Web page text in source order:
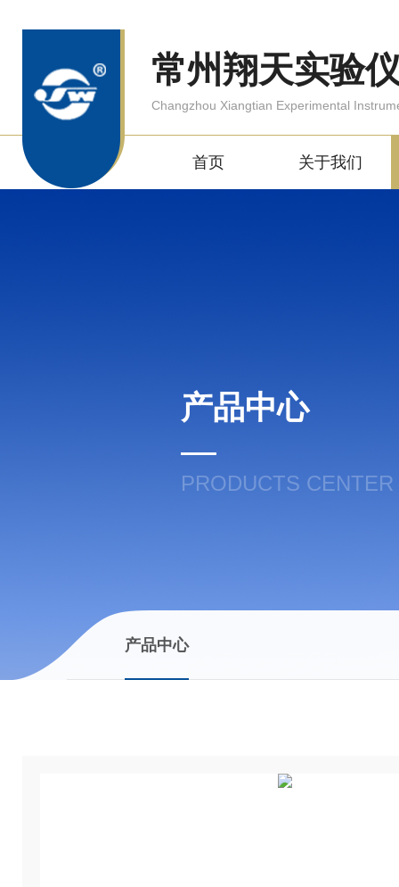
常州翔天实验
Changzhou Xiangtian Experimental
首页 关于我们
产品中心
PRODUCTS CENTER
产品中心